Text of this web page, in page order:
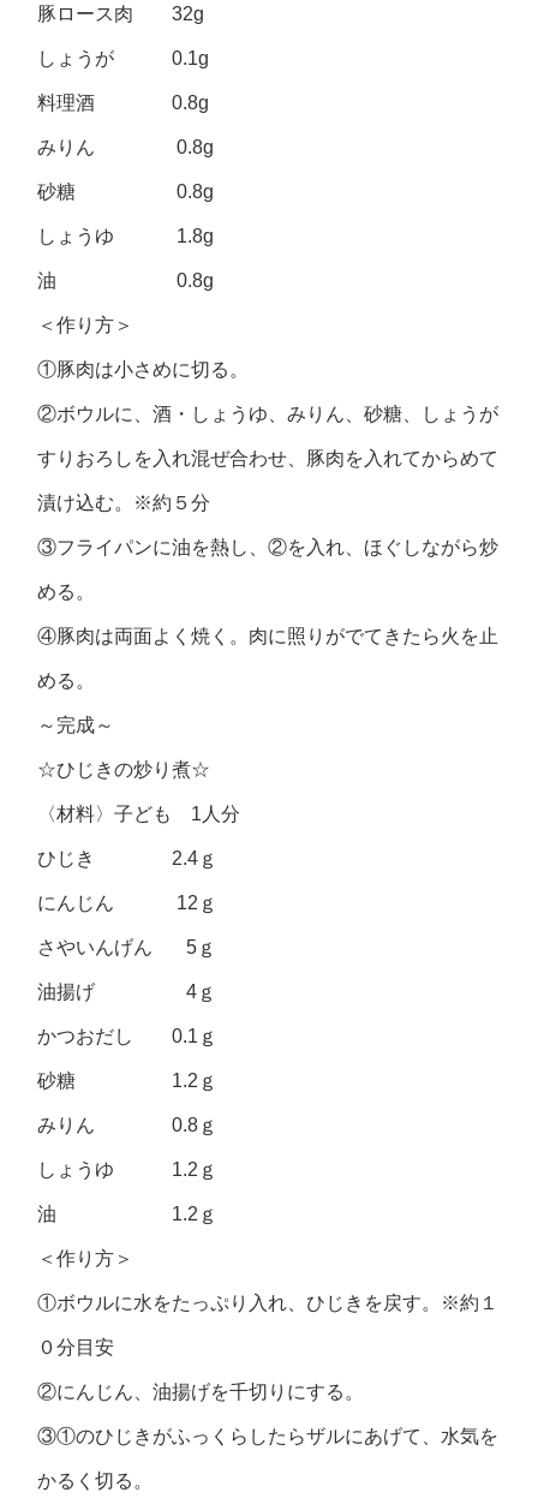
豚ロース肉 32g
しょうが 0.1g
料理酒 0.8g
みりん 0.8g
砂糖 0.8g
しょうゆ 1.8g
油 0.8g
＜作り方＞
①豚肉は小さめに切る。
②ボウルに、酒・しょうゆ、みりん、砂糖、しょうが
すりおろしを入れ混ぜ合わせ、豚肉を入れてからめて
漬け込む。※約５分
③フライパンに油を熱し、②を入れ、ほぐしながら炒
める。
④豚肉は両面よく焼く。肉に照りがでてきたら火を止
める。
～完成～
☆ひじきの炒り煮☆
〈材料〉子ども 1人分
ひじき 2.4ｇ
にんじん 12ｇ
さやいんげん 5ｇ
油揚げ 4ｇ
かつおだし 0.1ｇ
砂糖 1.2ｇ
みりん 0.8ｇ
しょうゆ 1.2ｇ
油 1.2ｇ
＜作り方＞
①ボウルに水をたっぷり入れ、ひじきを戻す。※約１
０分目安
②にんじん、油揚げを千切りにする。
③①のひじきがふっくらしたらザルにあげて、水気を
かるく切る。